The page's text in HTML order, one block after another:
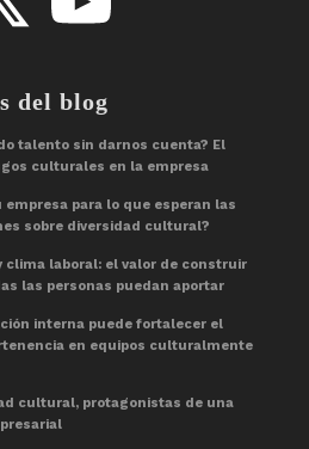
del blog
talento sin darnos cuenta? El
culturales en la empresa
empresa para lo que esperan las
sobre diversidad cultural?
laboral: el valor de construir
las personas puedan aportar
interna puede fortalecer el
en equipos culturalmente
cultural, protagonistas de una